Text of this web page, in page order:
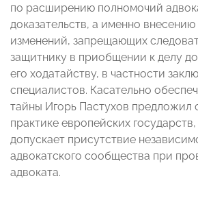
по расширению полномочий
доказательств, а именно
изменений, запрещающих
защитнику в приобщении к делу
его ходатайству, в частности
специалистов. Касательно
тайны Игорь Пастухов предложил
практике европейских
допускает присутствие
адвокатского сообщества при
адвоката.